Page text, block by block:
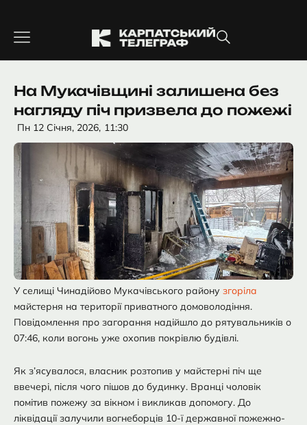
вмісту
На Мукачівщині залишена без
нагляду піч призвела до пожежі
Пн 12 Січня, 2026, 11:30
У селищі Чинадійово Мукачівського району згоріла
майстерня на території приватного домоволодіння.
Повідомлення про загорання надійшло до рятувальників о
07:46, коли вогонь уже охопив покрівлю будівлі.
Як з’ясувалося, власник розтопив у майстерні піч ще
ввечері, після чого пішов до будинку. Вранці чоловік
помітив пожежу за вікном і викликав допомогу. До
ліквідації залучили вогнеборців 10-ї державної пожежно-